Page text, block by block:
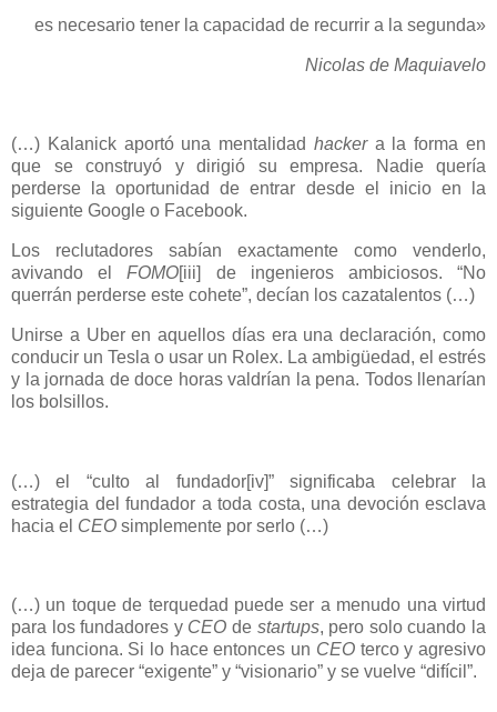
es necesario tener la capacidad de recurrir a la segunda»
Nicolas de Maquiavelo
(…) Kalanick aportó una mentalidad hackera la forma en
que se construyó y dirigió su empresa. Nadie quería
perderse la oportunidad de entrar desde el inicio en la
siguiente Google o Facebook.
Los reclutadores sabían exactamente como venderlo,
avivando elFOMO[iii]
de ingenieros ambiciosos. “No
querrán perderse este cohete”, decían los cazatalentos (…)
Unirse a Uber en aquellos días era una declaración, como
conducir un Tesla o usar un Rolex. La ambigüedad, el estrés
y la jornada de doce horas valdrían la pena. Todos llenarían
los bolsillos.
(…) el “culto al fundador[iv]” significaba celebrar la
estrategia del fundador a toda costa, una devoción esclava
hacia el CEO simplemente por serlo (…)
(…) un toque de terquedad puede ser a menudo una virtud
para los fundadores y CEO de startups, pero solo cuando la
idea funciona. Si lo hace entonces un CEOterco y agresivo
deja de parecer “exigente” y “visionario” y se vuelve “difícil”.